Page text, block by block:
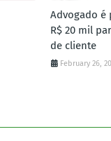
Advogado é
R$ 20 mil
de cliente
February 26,